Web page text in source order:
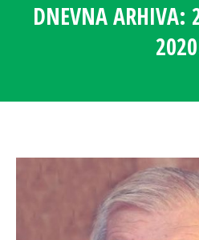
DNEVNA ARHIVA: